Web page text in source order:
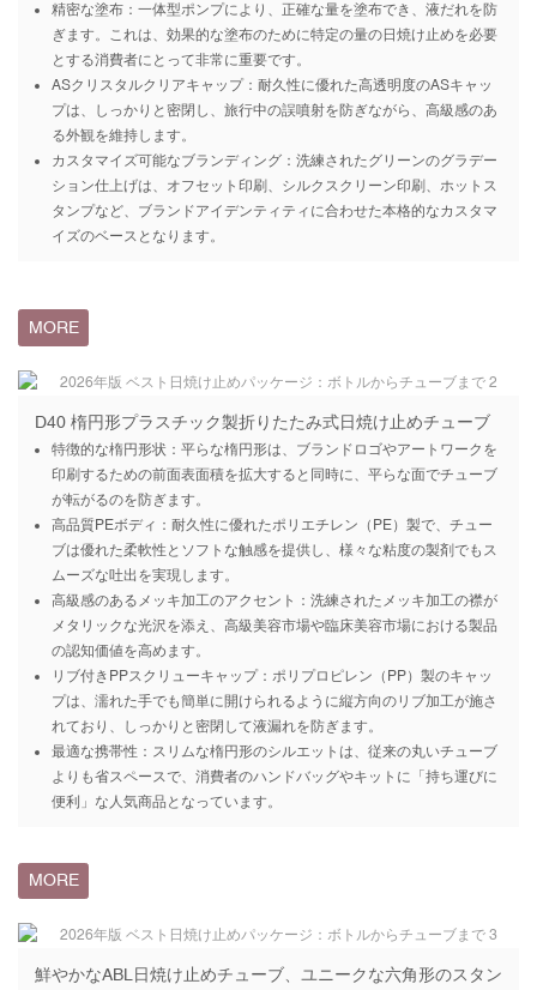
精密な塗布：一体型ポンプにより、正確な量を塗布でき、液だれを防
ぎます。これは、効果的な塗布のために特定の量の日焼け止めを必要
とする消費者にとって非常に重要です。
ASクリスタルクリアキャップ：耐久性に優れた高透明度のASキャッ
プは、しっかりと密閉し、旅行中の誤噴射を防ぎながら、高級感のあ
る外観を維持します。
カスタマイズ可能なブランディング：洗練されたグリーンのグラデー
ション仕上げは、オフセット印刷、シルクスクリーン印刷、ホットス
タンプなど、ブランドアイデンティティに合わせた本格的なカスタマ
イズのベースとなります。
MORE
D40 楕円形プラスチック製折りたたみ式日焼け止めチューブ
特徴的な楕円形状：平らな楕円形は、ブランドロゴやアートワークを
印刷するための前面表面積を拡大すると同時に、平らな面でチューブ
が転がるのを防ぎます。
高品質PEボディ：耐久性に優れたポリエチレン（PE）製で、チュー
ブは優れた柔軟性とソフトな触感を提供し、様々な粘度の製剤でもス
ムーズな吐出を実現します。
高級感のあるメッキ加工のアクセント：洗練されたメッキ加工の襟が
メタリックな光沢を添え、高級美容市場や臨床美容市場における製品
の認知価値を高めます。
リブ付きPPスクリューキャップ：ポリプロピレン（PP）製のキャッ
プは、濡れた手でも簡単に開けられるように縦方向のリブ加工が施さ
れており、しっかりと密閉して液漏れを防ぎます。
最適な携帯性：スリムな楕円形のシルエットは、従来の丸いチューブ
よりも省スペースで、消費者のハンドバッグやキットに「持ち運びに
便利」な人気商品となっています。
MORE
鮮やかなABL日焼け止めチューブ、ユニークな六角形のスタン